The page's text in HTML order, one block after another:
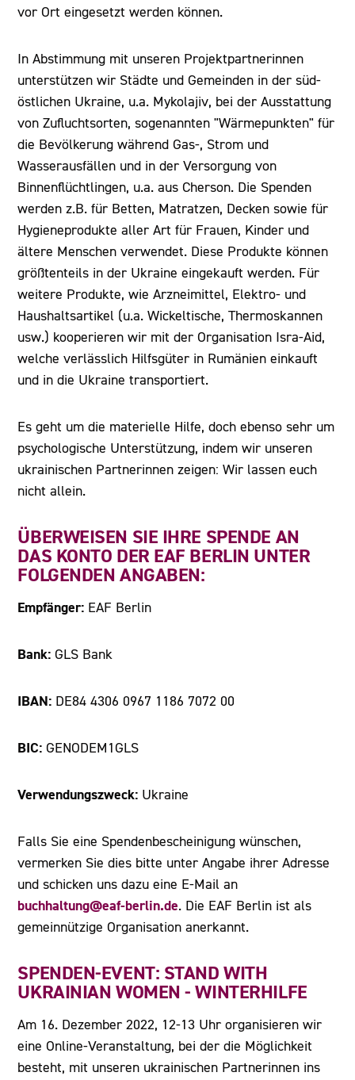
vor Ort eingesetzt werden können.
In Abstimmung mit unseren Projektpartnerinnen
unterstützen wir Städte und Gemeinden in der süd-
östlichen Ukraine, u.a. Mykolajiv, bei der Ausstattung
von Zufluchtsorten, sogenannten "Wärmepunkten" für
die Bevölkerung während Gas-, Strom und
Wasserausfällen und in der Versorgung von
Binnenflüchtlingen, u.a. aus Cherson. Die Spenden
werden z.B. für Betten, Matratzen, Decken sowie für
Hygieneprodukte aller Art für Frauen, Kinder und
ältere Menschen verwendet. Diese Produkte können
größtenteils in der Ukraine eingekauft werden. Für
weitere Produkte, wie Arzneimittel, Elektro- und
Haushaltsartikel (u.a. Wickeltische, Thermoskannen
usw.) kooperieren wir mit der Organisation Isra-Aid,
welche verlässlich Hilfsgüter in Rumänien einkauft
und in die Ukraine transportiert.
Es geht um die materielle Hilfe, doch ebenso sehr um
psychologische Unterstützung, indem wir unseren
ukrainischen Partnerinnen zeigen: Wir lassen euch
nicht allein.
ÜBERWEISEN SIE IHRE SPENDE AN
DAS KONTO DER EAF BERLIN UNTER
FOLGENDEN ANGABEN:
Empfänger: EAF Berlin
Bank:GLS Bank
IBAN: DE84 4306 0967 1186 7072 00
BIC: GENODEM1GLS
Verwendungszweck: Ukraine
Falls Sie eine Spendenbescheinigung wünschen,
vermerken Sie dies bitte unter Angabe ihrer Adresse
und schicken uns dazu eine E-Mail an
buchhaltung@eaf-berlin.de. Die EAF Berlin ist als
gemeinnützige Organisation anerkannt.
SPENDEN-EVENT: STAND WITH
UKRAINIAN WOMEN - WINTERHILFE
Am 16. Dezember 2022, 12-13 Uhr organisieren wir
eine Online-Veranstaltung, bei der die Möglichkeit
besteht, mit unseren ukrainischen Partnerinnen ins